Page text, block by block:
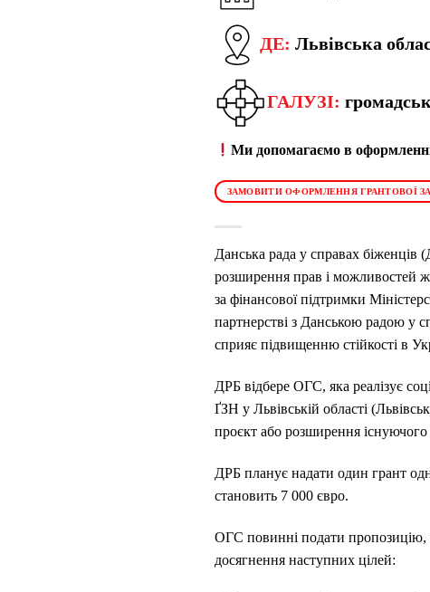
ДЕ: Львівська
ГАЛУЗІ:
Ми допомагаємо в
ЗАМОВИТИ ОФОРМЛЕННЯ ГРАНТОВОЇ
Данська рада у справах
розширення прав і можливостей
за фінансової підтримки
партнерстві з Данською радою у
сприяє підвищенню стійкості в
ДРБ відбере ОГС, яка реалізує
ҐЗН у Львівській області
проєкт або розширення існуючого
ДРБ планує надати один грант
становить 7 000 євро.
ОГС повинні подати пропозицію,
досягнення наступних цілей: